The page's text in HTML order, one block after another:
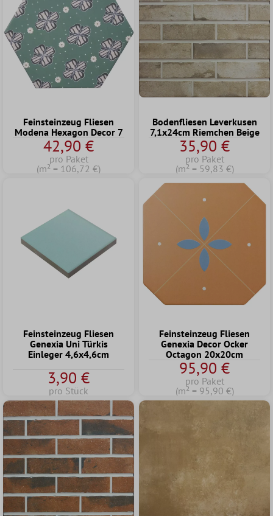
Feinsteinzeug Fliesen
Modena Hexagon Decor 7
42,90 €
pro Paket
(m² = 106,72 €)
Bodenfliesen Leverkusen
7,1x24cm Riemchen Beige
35,90 €
pro Paket
(m² = 59,83 €)
Feinsteinzeug Fliesen
Genexia Uni Türkis
Einleger 4,6x4,6cm
3,90 €
pro Stück
Feinsteinzeug Fliesen
Genexia Decor Ocker
Octagon 20x20cm
95,90 €
pro Paket
(m² = 95,90 €)